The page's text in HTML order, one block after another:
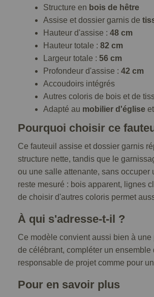
Structure en bois de hêtre
Assise et dossier garnis de
Hauteur d'assise : 48 cm
Hauteur totale : 82 cm
Largeur totale : 56 cm
Profondeur d'assise : 42 cm
Accoudoirs intégrés
Autres coloris de bois et de
Adapté au mobilier d'église
Pourquoi choisir ce
Ce fauteuil assise et dossier garnis
structure nette, tandis que le
ou une salle attenante, sans
reste mesuré : bois apparent, lignes
de choisir d'autres coloris permet
À qui s'adresse-t-il ?
Ce modèle convient aussi bien à
de célébrant, compléter un
responsable de projet comme pour
Pour en savoir plus